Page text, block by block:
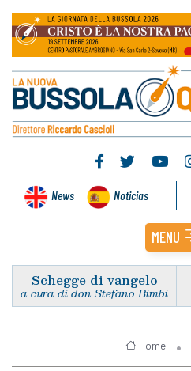
News Noticias
MENU
Schegge di vangelo
a cura di don Stefano Bimbi
Home